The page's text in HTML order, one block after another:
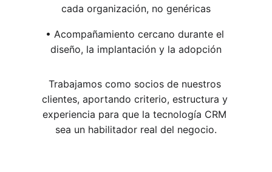
cada organización, no genéricas
• Acompañamiento cercano durante el
diseño, la implantación y la adopción
Trabajamos como socios de nuestros
clientes, aportando criterio, estructura y
experiencia para que la tecnología CRM
sea un habilitador real del negocio.